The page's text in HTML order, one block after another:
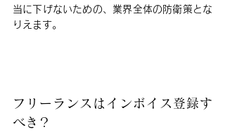
当に下げないための、業界全体の防衛策とな
りえます。
フリーランスはインボイス登録す
べき？